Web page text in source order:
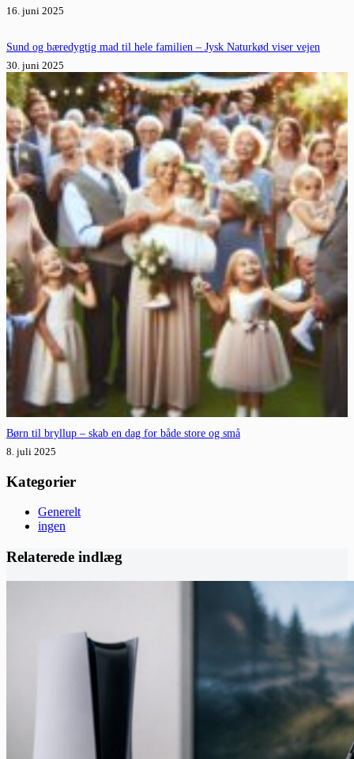
16. juni 2025
Sund og bæredygtig mad til hele familien – Jysk Naturkød viser vejen
30. juni 2025
Børn til bryllup – skab en dag for både store og små
8. juli 2025
Kategorier
Generelt
ingen
Relaterede indlæg